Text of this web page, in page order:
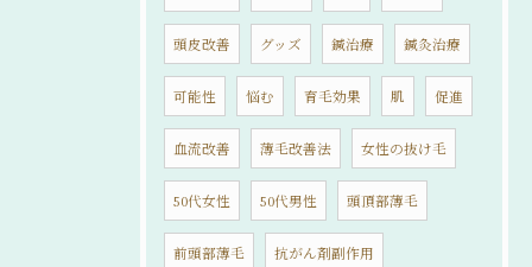
頭皮改善 グッズ 鍼治療 鍼灸治療
可能性 悩む 育毛効果 肌 促進
血流改善 薄毛改善法 女性の抜け毛
50代女性 50代男性 頭頂部薄毛
前頭部薄毛 抗がん剤副作用